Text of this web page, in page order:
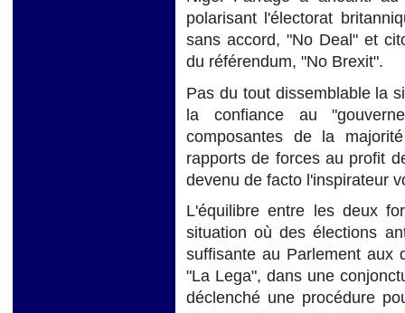
polarisant l'électorat
sans accord, "No Deal" et
du référendum, "No Brexit".
Pas du tout dissemblable la
la confiance au
composantes de la
rapports de forces au profit
devenu de facto l'inspirateur
L'équilibre entre les deux
situation où des élections
suffisante au Parlement aux
"La Lega", dans une
déclenché une procédure